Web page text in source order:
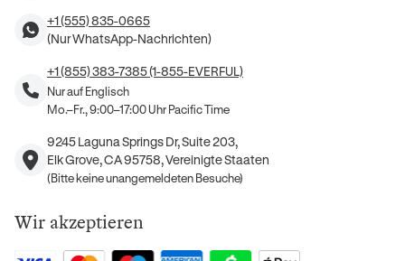
+1 (555) 835-0665
(Nur WhatsApp-Nachrichten)
+1 (855) 383-7385 (1-855-EVERFUL)
Nur auf Englisch
Mo.–Fr., 9:00–17:00 Uhr Pacific Time
9245 Laguna Springs Dr, Suite 203,
Elk Grove, CA 95758, Vereinigte Staaten
(Bitte keine unangemeldeten Besuche)
Wir akzeptieren